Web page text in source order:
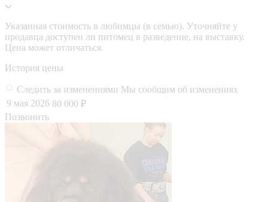
Указанная стоимость в любимцы (в семью). Уточняйте у
продавца доступен ли питомец в разведение, на выставку.
Цена может отличаться.
История цены
Следить за изменениями Мы сообщим об изменениях
9 мая 2026 80 000 ₽
Позвонить